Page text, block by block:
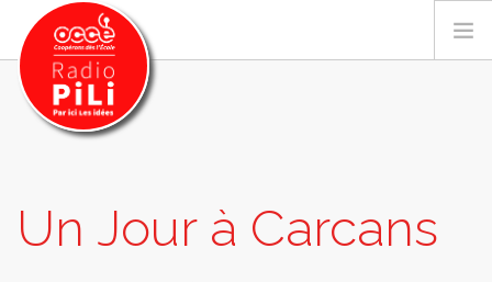
GRILLE DES PROGRAMMES
EMISSIONS / PODCASTS
Un Jour à Carcans